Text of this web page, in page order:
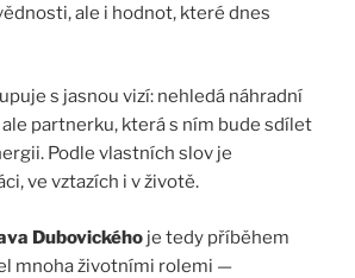
ale i hodnot, které dnes
s jasnou vizí: nehledá náhradní
partnerku, která s ním bude sdílet
Podle vlastních slov je
ve vztazích i v životě.
Dubovického je tedy příběhem
mnoha životními rolemi —